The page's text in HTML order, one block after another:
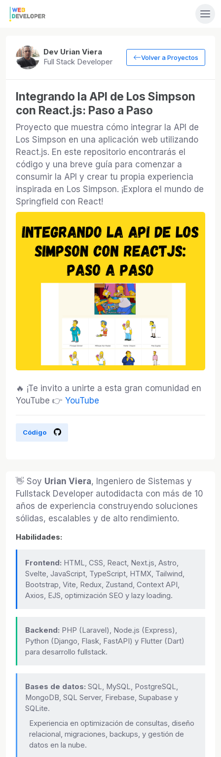
Dev Urian Viera
Full Stack Developer
Volver a Proyectos
Integrando la API de Los Simpson
con React.js: Paso a Paso
Proyecto que muestra cómo integrar la API de
Los Simpson en una aplicación web utilizando
React.js. En este repositorio encontrarás el
código y una breve guía para comenzar a
consumir la API y crear tu propia experiencia
inspirada en Los Simpson. ¡Explora el mundo de
Springfield con React!
🔥 ¡Te invito a unirte a esta gran comunidad en
YouTube 👉 YouTube
Código
👋 Soy Urian Viera, Ingeniero de Sistemas y
Fullstack Developer autodidacta con más de 10
años de experiencia construyendo soluciones
sólidas, escalables y de alto rendimiento.
Habilidades:
Frontend: HTML, CSS, React, Next.js, Astro,
Svelte, JavaScript, TypeScript, HTMX, Tailwind,
Bootstrap, Vite, Redux, Zustand, Context API,
Axios, EJS, optimización SEO y lazy loading.
Backend: PHP (Laravel), Node.js (Express),
Python (Django, Flask, FastAPI) y Flutter (Dart)
para desarrollo fullstack.
Bases de datos: SQL, MySQL, PostgreSQL,
MongoDB, SQL Server, Firebase, Supabase y
SQLite.
Experiencia en optimización de consultas, diseño
relacional, migraciones, backups, y gestión de
datos en la nube.